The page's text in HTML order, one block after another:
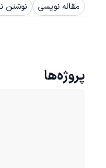
مقاله نویسی نوشتن
پروژه‌ها